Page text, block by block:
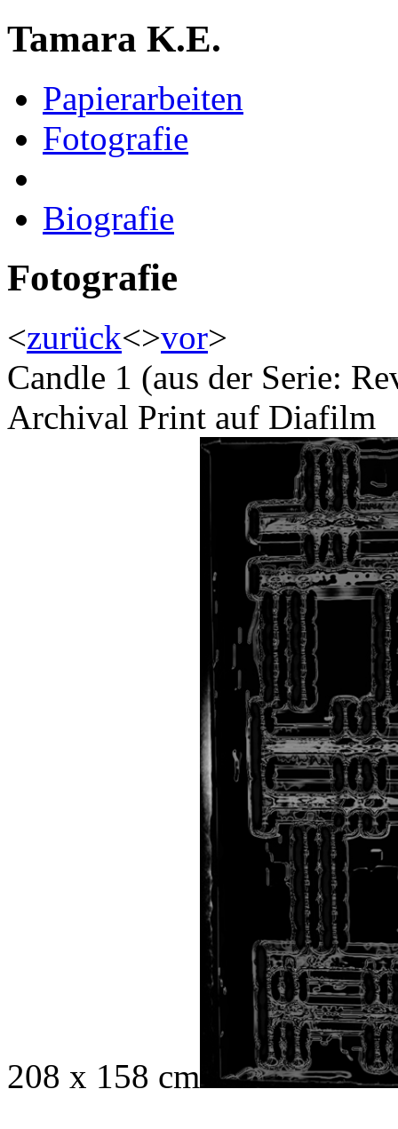
Tamara K.E.
Papierarbeiten
Fotografie
Biografie
Fotografie
<zurück<>vor>
Candle 1 (aus der Serie:
Archival Print auf Diafilm
208 x 158 cm